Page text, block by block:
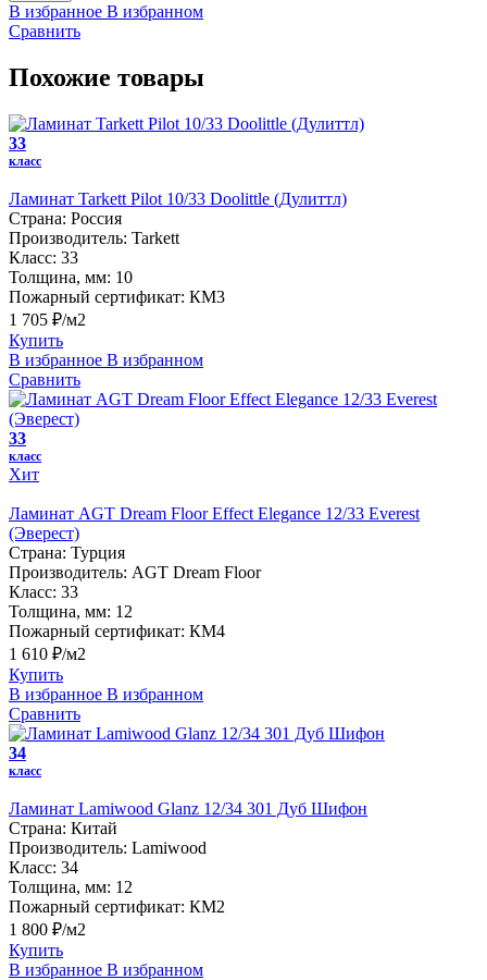
В избранное В избранном
Сравнить
Похожие товары
33
класс
Ламинат Tarkett Pilot 10/33 Doolittle (Дулиттл)
Страна: Россия
Производитель: Tarkett
Класс: 33
Толщина, мм: 10
Пожарный сертификат: КМ3
1 705 ₽/м2
Купить
В избранное В избранном
Сравнить
33
класс
Хит
Ламинат AGT Dream Floor Effect Elegance 12/33 Everest
(Эверест)
Страна: Турция
Производитель: AGT Dream Floor
Класс: 33
Толщина, мм: 12
Пожарный сертификат: КМ4
1 610 ₽/м2
Купить
В избранное В избранном
Сравнить
34
класс
Ламинат Lamiwood Glanz 12/34 301 Дуб Шифон
Страна: Китай
Производитель: Lamiwood
Класс: 34
Толщина, мм: 12
Пожарный сертификат: КМ2
1 800 ₽/м2
Купить
В избранное В избранном